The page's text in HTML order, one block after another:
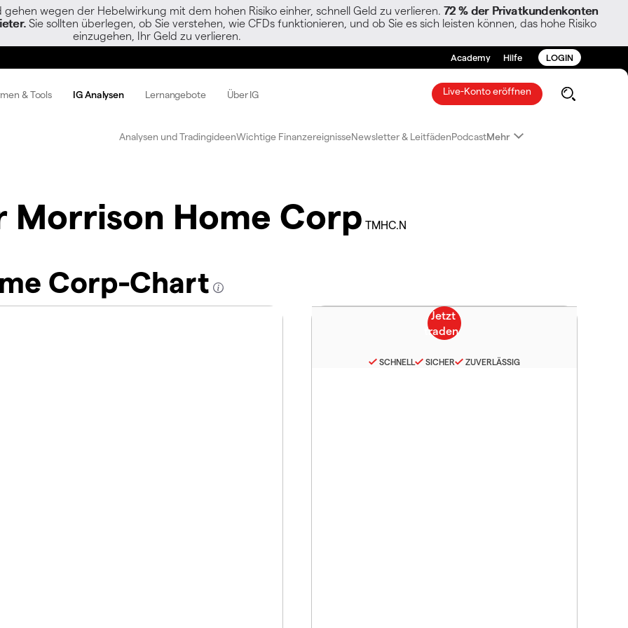
wegen der Hebelwirkung mit dem hohen Risiko einher, schnell Geld zu verlieren. 72 % der Privatkundenkonten
Sie sollten überlegen, ob Sie verstehen, wie CFDs funktionieren, und ob Sie es sich leisten können, das hohe Risiko
einzugehen, Ihr Geld zu verlieren.
Academy Hilfe LOGIN
& Tools IG Analysen Lernangebote Über IG Live-Konto eröffnen
Analysen und TradingideenWichtige FinanzereignisseNewsletter & LeitfädenPodcastMehr
Morrison Home Corp TMHC.N
Corp-Chart
SCHNELL SICHER ZUVERLÄSSIG